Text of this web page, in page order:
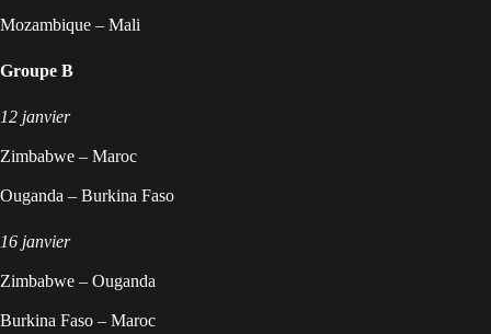
Mozambique – Mali
Groupe B
12 janvier
Zimbabwe – Maroc
Ouganda – Burkina Faso
16 janvier
Zimbabwe – Ouganda
Burkina Faso – Maroc